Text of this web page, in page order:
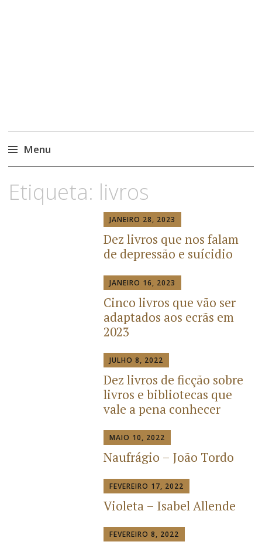
Menu
Etiqueta: livros
JANEIRO 28, 2023
Dez livros que nos falam
de depressão e suícidio
JANEIRO 16, 2023
Cinco livros que vão ser
adaptados aos ecrãs em
2023
JULHO 8, 2022
Dez livros de ficção sobre
livros e bibliotecas que
vale a pena conhecer
MAIO 10, 2022
Naufrágio – João Tordo
FEVEREIRO 17, 2022
Violeta – Isabel Allende
FEVEREIRO 8, 2022